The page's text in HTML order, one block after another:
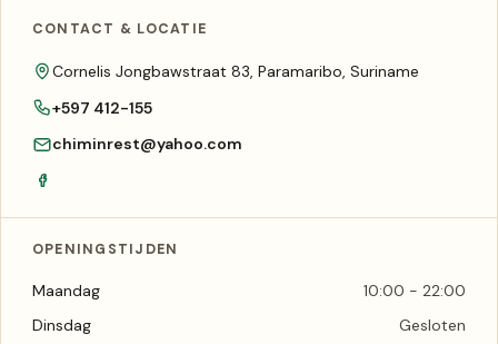
CONTACT & LOCATIE
Cornelis Jongbawstraat 83, Paramaribo, Suriname
+597 412-155
chiminrest@yahoo.com
OPENINGSTIJDEN
Maandag
10:00 - 22:00
Dinsdag
Gesloten